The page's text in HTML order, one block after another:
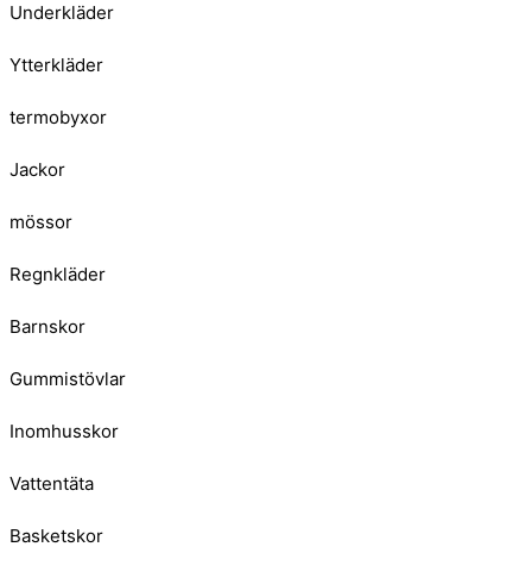
Underkläder
Ytterkläder
termobyxor
Jackor
mössor
Regnkläder
Barnskor
Gummistövlar
Inomhusskor
Vattentäta
Basketskor